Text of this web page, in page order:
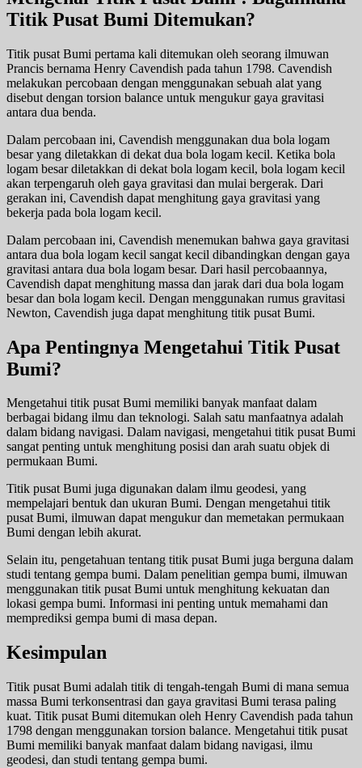
Titik Pusat Bumi Ditemukan?
Titik pusat Bumi pertama kali ditemukan oleh seorang ilmuwan
Prancis bernama Henry Cavendish pada tahun 1798. Cavendish
melakukan percobaan dengan menggunakan sebuah alat yang
disebut dengan torsion balance untuk mengukur gaya gravitasi
antara dua benda.
Dalam percobaan ini, Cavendish menggunakan dua bola logam
besar yang diletakkan di dekat dua bola logam kecil. Ketika bola
logam besar diletakkan di dekat bola logam kecil, bola logam kecil
akan terpengaruh oleh gaya gravitasi dan mulai bergerak. Dari
gerakan ini, Cavendish dapat menghitung gaya gravitasi yang
bekerja pada bola logam kecil.
Dalam percobaan ini, Cavendish menemukan bahwa gaya gravitasi
antara dua bola logam kecil sangat kecil dibandingkan dengan gaya
gravitasi antara dua bola logam besar. Dari hasil percobaannya,
Cavendish dapat menghitung massa dan jarak dari dua bola logam
besar dan bola logam kecil. Dengan menggunakan rumus gravitasi
Newton, Cavendish juga dapat menghitung titik pusat Bumi.
Apa Pentingnya Mengetahui Titik Pusat
Bumi?
Mengetahui titik pusat Bumi memiliki banyak manfaat dalam
berbagai bidang ilmu dan teknologi. Salah satu manfaatnya adalah
dalam bidang navigasi. Dalam navigasi, mengetahui titik pusat Bumi
sangat penting untuk menghitung posisi dan arah suatu objek di
permukaan Bumi.
Titik pusat Bumi juga digunakan dalam ilmu geodesi, yang
mempelajari bentuk dan ukuran Bumi. Dengan mengetahui titik
pusat Bumi, ilmuwan dapat mengukur dan memetakan permukaan
Bumi dengan lebih akurat.
Selain itu, pengetahuan tentang titik pusat Bumi juga berguna dalam
studi tentang gempa bumi. Dalam penelitian gempa bumi, ilmuwan
menggunakan titik pusat Bumi untuk menghitung kekuatan dan
lokasi gempa bumi. Informasi ini penting untuk memahami dan
memprediksi gempa bumi di masa depan.
Kesimpulan
Titik pusat Bumi adalah titik di tengah-tengah Bumi di mana semua
massa Bumi terkonsentrasi dan gaya gravitasi Bumi terasa paling
kuat. Titik pusat Bumi ditemukan oleh Henry Cavendish pada tahun
1798 dengan menggunakan torsion balance. Mengetahui titik pusat
Bumi memiliki banyak manfaat dalam bidang navigasi, ilmu
geodesi, dan studi tentang gempa bumi.